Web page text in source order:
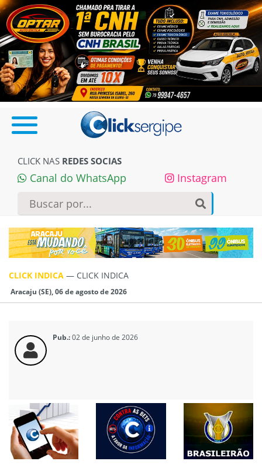
CLICK NAS REDES SOCIAS
Canal do WhatsApp Instagram
CLICK INDICA — CLICK INDICA
Aracaju (SE), 06 de agosto de 2026
Pub.:02 de junho de 2026